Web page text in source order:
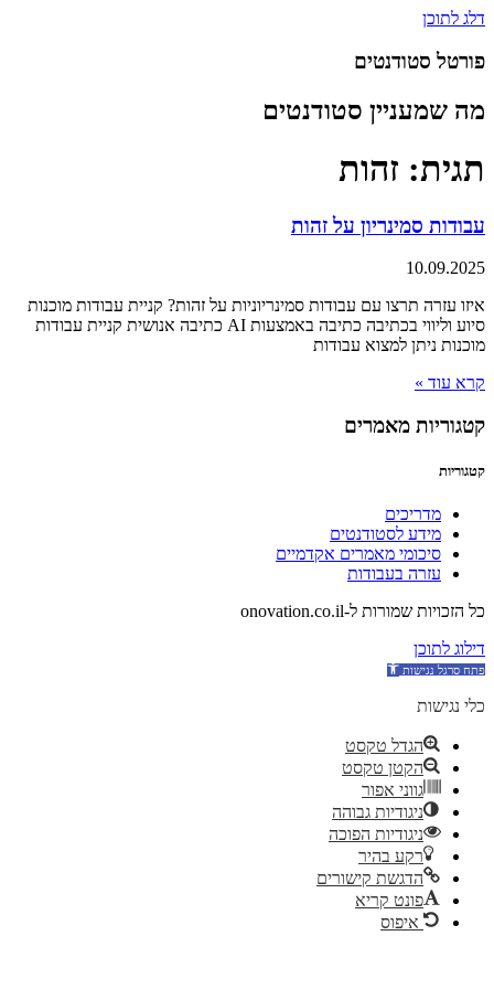
דלג לתוכן
פורטל סטודנטים
מה שמעניין סטודנטים
תגית: זהות
עבודות סמינריון על זהות
10.09.2025
איזו עזרה תרצו עם עבודות סמינריוניות על זהות? קניית עבודות מוכנות
סיוע וליווי בכתיבה כתיבה באמצעות AI כתיבה אנושית קניית עבודות
מוכנות ניתן למצוא עבודות
קרא עוד »
קטגוריות מאמרים
קטגוריות
מדריכים
מידע לסטודנטים
סיכומי מאמרים אקדמיים
עזרה בעבודות
כל הזכויות שמורות ל-onovation.co.il
דילוג לתוכן
כלי נגישות
הגדל טקסט
הקטן טקסט
גווני אפור
ניגודיות גבוהה
ניגודיות הפוכה
רקע בהיר
הדגשת קישורים
פונט קריא
איפוס